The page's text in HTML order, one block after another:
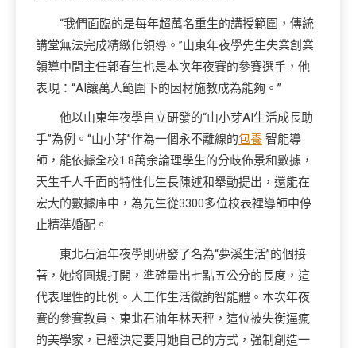
“我們面臨的是每年超萬名重生的講授範圍，傳統
講堂無法完成精緻化領導。”山東年夜學先生失業創業
領導中間主任郭春生也是本次年夜賽的參賽選手，他
表現：“AI讓萬人範圍下的因材施教成為能夠。”
他以山東年夜學自立研發的“山小芽AI生活成長助
手”為例。“山小芽”作為一個永不離線的包養 智能導
師，能依據全校1.8萬余論理學生的分歧佈景和數據，
天生千人千面的特性化生長陳述和舉動提出，還能在
宏大的數據庫中，為先生從3300多位校表裡導師中停
止精準婚配。
東北石油年夜學則研發了名為“夢溪生活”的個接
著，她將圓規打開，準確量出七點五公分的長度，這
代表理性的比例。人工作生活徵詢智能體。本次年夜
賽的參賽教員、東北石油年林天秤，這位被失衡逼瘋
的美學家，已經決定要用她自己的方式，強制創造一